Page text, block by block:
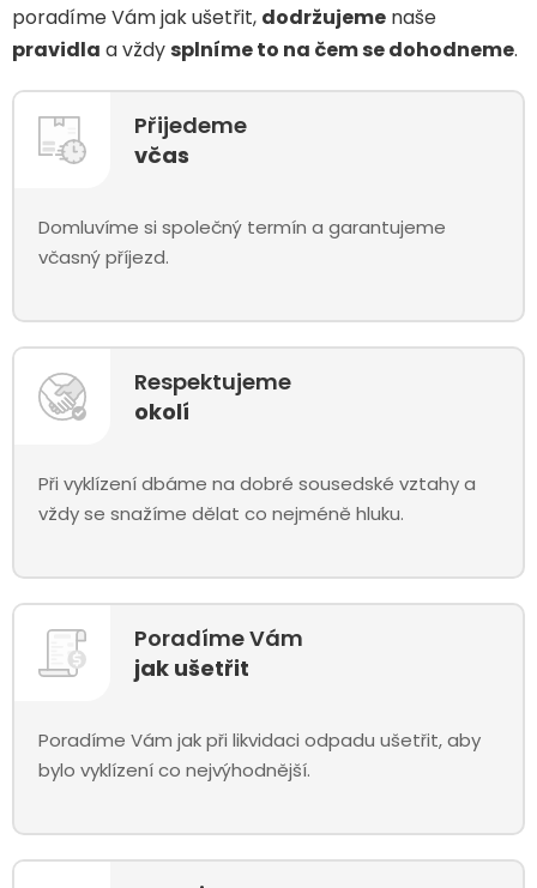
poradíme Vám jak ušetřit, dodržujeme naše
pravidla a vždy splníme to na čem se dohodneme.
Přijedeme
včas
Domluvíme si společný termín a garantujeme
včasný příjezd.
Respektujeme
okolí
Při vyklízení dbáme na dobré sousedské vztahy a
vždy se snažíme dělat co nejméně hluku.
Poradíme Vám
jak ušetřit
Poradíme Vám jak při likvidaci odpadu ušetřit, aby
bylo vyklízení co nejvýhodnější.